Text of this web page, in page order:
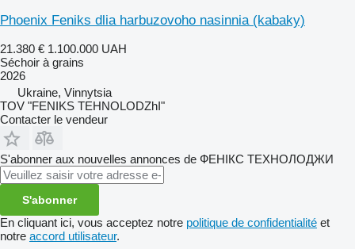
Phoenix Feniks dlia harbuzovoho nasinnia (kabaky)
21.380 € 1.100.000 UAH
Séchoir à grains
2026
Ukraine, Vinnytsia
TOV "FENIKS TEHNOLODZhI"
Contacter le vendeur
S'abonner aux nouvelles annonces de ФЕНІКС ТЕХНОЛОДЖИ
S'abonner
En cliquant ici, vous acceptez notre politique de confidentialité et
notre accord utilisateur.